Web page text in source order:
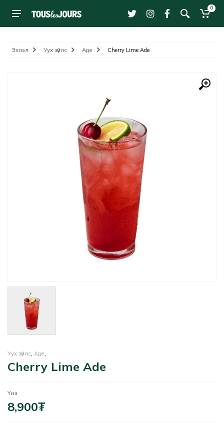
0
Эхлэл Уух зүйлс Аде Cherry Lime Ade
Уух зүйлс, Аде,
Cherry Lime Ade
Үнэ
8,900₮